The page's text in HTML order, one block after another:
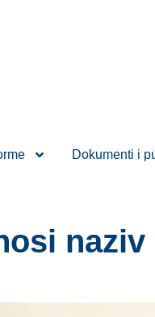
Dokumenti i
naziv